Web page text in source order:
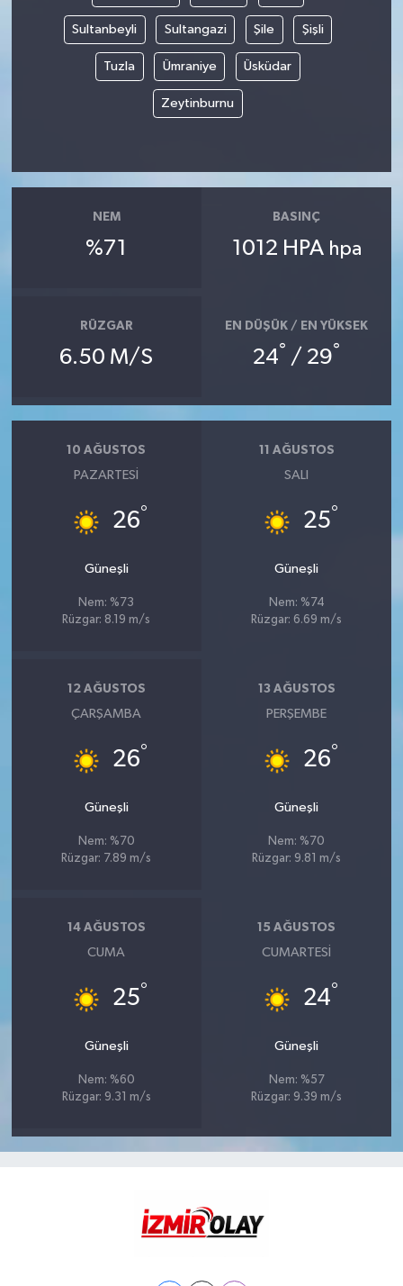
Sultanbeyli Sultangazi Şile Şişli
Tuzla Ümraniye Üsküdar
Zeytinburnu
NEM
%71
BASINÇ
1012 HPA hpa
RÜZGAR
6.50 M/S
EN DÜŞÜK / EN YÜKSEK
24° / 29°
10 AĞUSTOS
PAZARTESI
26°
Güneşli
Nem: %73
Rüzgar: 8.19 m/s
11 AĞUSTOS
SALI
25°
Güneşli
Nem: %74
Rüzgar: 6.69 m/s
12 AĞUSTOS
ÇARŞAMBA
26°
Güneşli
Nem: %70
Rüzgar: 7.89 m/s
13 AĞUSTOS
PERŞEMBE
26°
Güneşli
Nem: %70
Rüzgar: 9.81 m/s
14 AĞUSTOS
CUMA
25°
Güneşli
Nem: %60
Rüzgar: 9.31 m/s
15 AĞUSTOS
CUMARTESI
24°
Güneşli
Nem: %57
Rüzgar: 9.39 m/s